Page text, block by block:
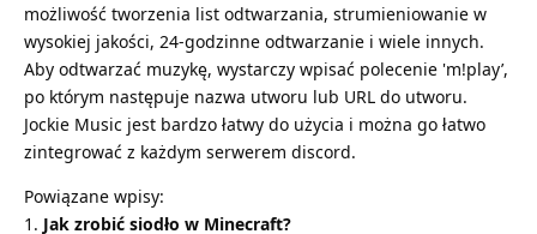
możliwość tworzenia list odtwarzania, strumieniowanie w
wysokiej jakości, 24-godzinne odtwarzanie i wiele innych.
Aby odtwarzać muzykę, wystarczy wpisać polecenie 'm!play’,
po którym następuje nazwa utworu lub URL do utworu.
Jockie Music jest bardzo łatwy do użycia i można go łatwo
zintegrować z każdym serwerem discord.
Powiązane wpisy:
Jak zrobić siodło w Minecraft?